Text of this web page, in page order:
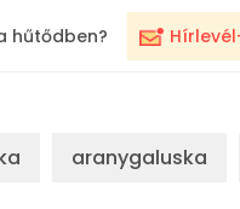
hűtődben?
aranygaluska